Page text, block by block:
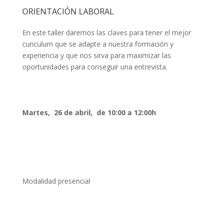
ORIENTACIÓN LABORAL
En este taller daremos las claves para tener el mejor
curiculum que se adapte a nuestra formación y
experiencia y que nos sirva para maximizar las
oportunidades para conseguir una entrevista.
Martes, 26 de abril, de 10:00 a 12:00h
Modalidad presencial